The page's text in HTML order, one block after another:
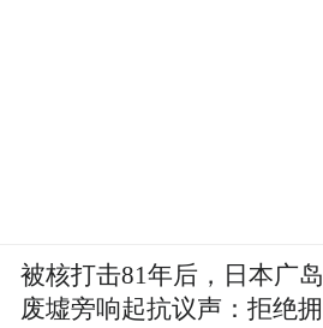
被核打击81年后，日本广岛
废墟旁响起抗议声：拒绝拥